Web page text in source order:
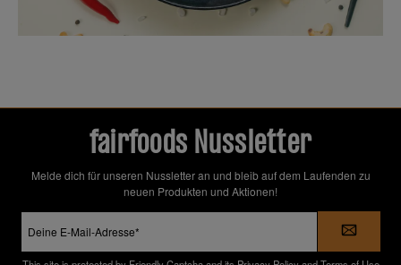
fairfoods Nussletter
Melde dich für unseren Nussletter an und bleib auf dem Laufenden zu
neuen Produkten und Aktionen!
Mail-
*